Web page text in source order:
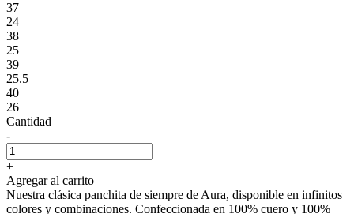
37
24
38
25
39
25.5
40
26
Cantidad
-
+
Agregar al carrito
Nuestra clásica panchita de siempre de Aura, disponible en infinitos
colores y combinaciones. Confeccionada en 100% cuero y 100%